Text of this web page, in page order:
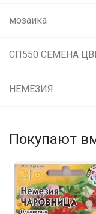
мозаика
НЕМЕЗИЯ
Покупают